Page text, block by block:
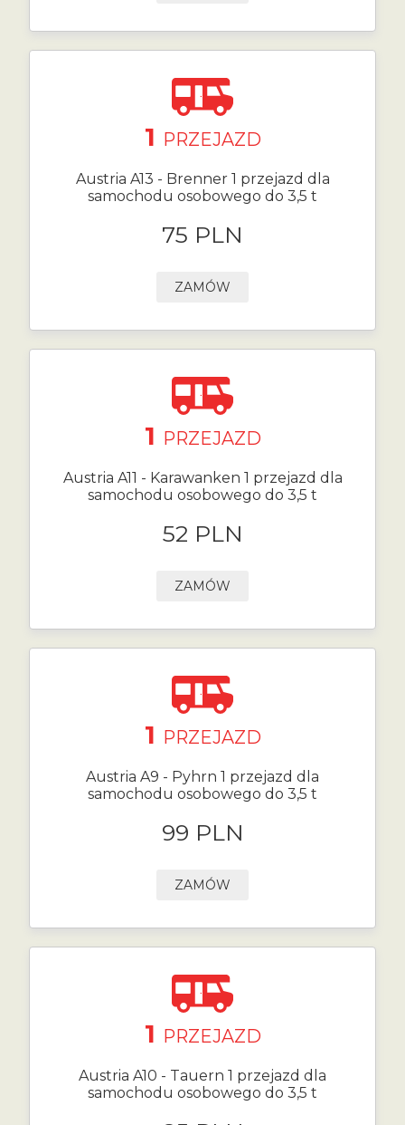
1 PRZEJAZD
Austria A13 - Brenner 1 przejazd dla
samochodu osobowego do 3,5 t
75 PLN
ZAMÓW
1 PRZEJAZD
Austria A11 - Karawanken 1 przejazd dla
samochodu osobowego do 3,5 t
52 PLN
ZAMÓW
1 PRZEJAZD
Austria A9 - Pyhrn 1 przejazd dla
samochodu osobowego do 3,5 t
99 PLN
ZAMÓW
1 PRZEJAZD
Austria A10 - Tauern 1 przejazd dla
samochodu osobowego do 3,5 t